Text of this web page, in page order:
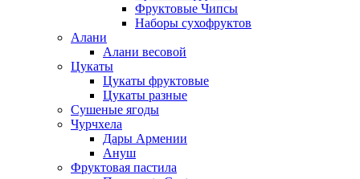
Фруктовые Чипсы
Наборы сухофруктов
Алани
Алани весовой
Цукаты
Цукаты фруктовые
Цукаты разные
Сушеные ягоды
Чурчхела
Дары Армении
Ануш
Фруктовая пастила